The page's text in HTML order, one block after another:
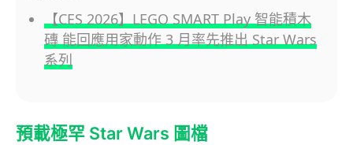
【CES 2026】LEGO SMART Play 智能積木
磚 能回應用家動作 3 月率先推出 Star Wars
系列
預載極罕 Star Wars 圖檔